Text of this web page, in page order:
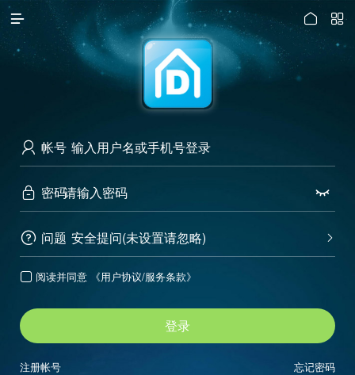
访问电脑版
 

 帐号
 密码 
 问题 
安全提问(未设置请忽略)
 阅读并同意 《用户协议/服务条款》
登录
忘记密码
注册帐号